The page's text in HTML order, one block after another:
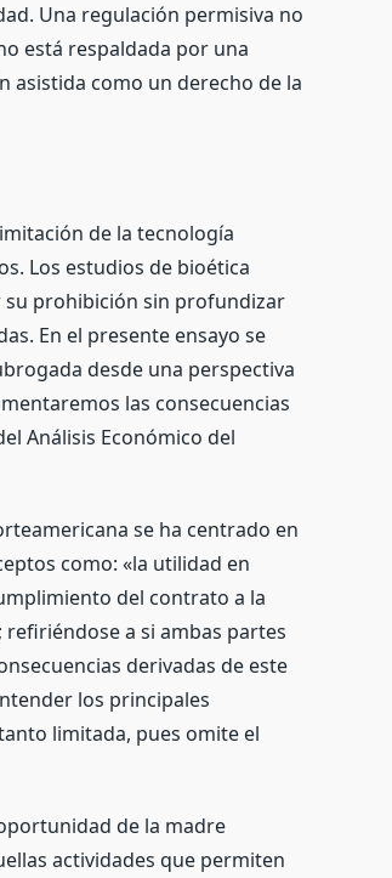
Una regulación permisiva no
está respaldada por una
asistida como un derecho de la
de la tecnología
Los estudios de bioética
prohibición sin profundizar
En el presente ensayo se
desde una perspectiva
las consecuencias
Análisis Económico del
se ha centrado en
como: «la utilidad en
del contrato a la
a si ambas partes
derivadas de este
los principales
limitada, pues omite el
de la madre
actividades que permiten